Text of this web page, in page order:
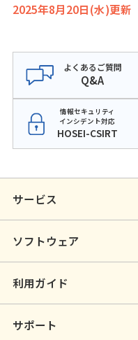
2025年8月20日(水)更新
よくあるご質問
Q&A
情報セキュリティ
インシデント対応
HOSEI-CSIRT
サービス
ソフトウェア
利用ガイド
サポート